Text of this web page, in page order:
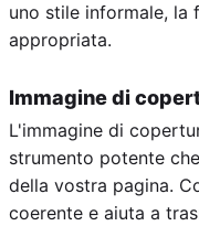
uno stile informale, la
appropriata.
Immagine di
L'immagine di
strumento potente
della vostra pagina.
coerente e aiuta a